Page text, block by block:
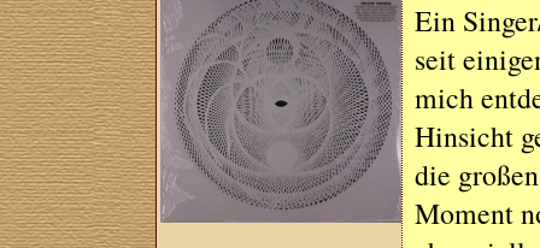
Ein
seit
mich
Hinsicht
die
Moment